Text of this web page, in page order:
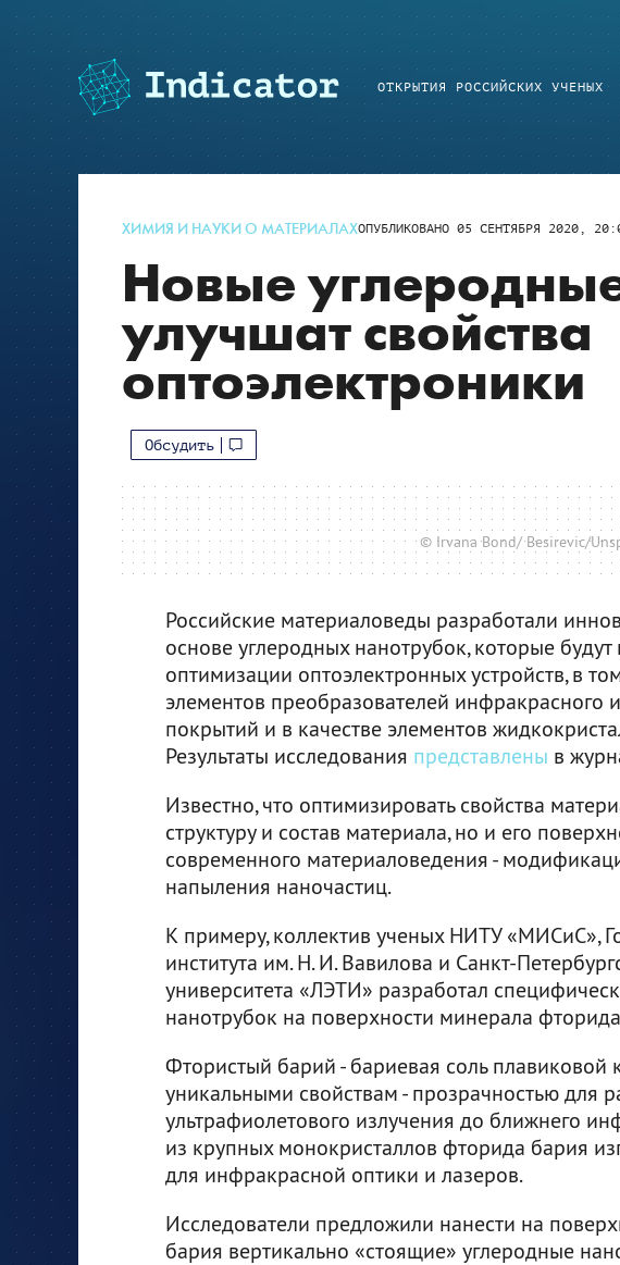
ОТКРЫТИЯ РОССИЙСКИХ УЧЕНЫХ
ХИМИЯ И НАУКИ О МАТЕРИАЛАХОПУБЛИКОВАНО 05 СЕНТЯБРЯ 2020,
Новые
улучшат свойства
оптоэлектроники
Обсудить
© Irvana Bond/ Besirevic/
Российские материаловеды разработали
основе углеродных нанотрубок, которые
оптимизации оптоэлектронных устройств, в
элементов преобразователей инфракрасного
покрытий и в качестве элементов
Результаты исследования представлены в
Известно, что оптимизировать свойства
структуру и состав материала, но и его
современного материаловедения -
напыления наночастиц.
К примеру, коллектив ученых НИТУ «МИСиС»,
института им. Н. И. Вавилова и Санкт-
университета «ЛЭТИ» разработал
нанотрубок на поверхности минерала
Фтористый барий - бариевая соль плавиковой
уникальными свойствам - прозрачностью для
ультрафиолетового излучения до ближнего
из крупных монокристаллов фторида бария
для инфракрасной оптики и лазеров.
Исследователи предложили нанести на
бария вертикально «стоящие» углеродные